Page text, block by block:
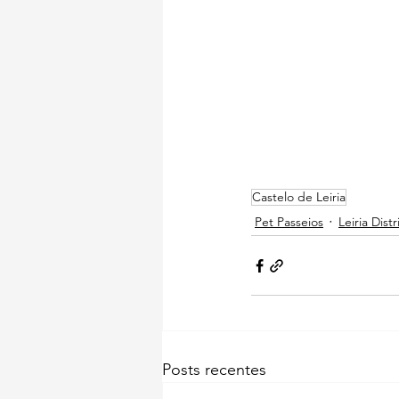
Castelo de Leiria
Pet Passeios
Leiria
Posts recentes